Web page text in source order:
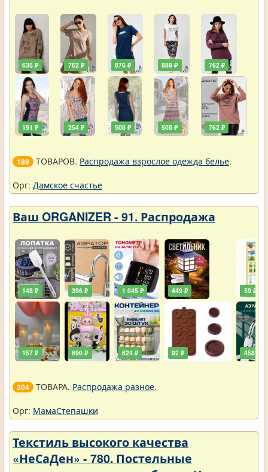
635 ₽
191 ₽
762 ₽
254 ₽
876 ₽
508 ₽
889 ₽
508 ₽
762 ₽
762 ₽
189 ТОВАРОВ. Распродажа взрослое одежда белье.
Орг: Дамское счастье
Ваш ORGANIZER - 91. Распродажа
148 ₽
157 ₽
396 ₽
890 ₽
1 045 ₽
624 ₽
449 ₽
92 ₽
59 ₽
458 ₽
304 ТОВАРА. Распродажа разное.
Орг: МамаСтепашки
Текстиль высокого качества
«НеСаДен» - 780. Постельные